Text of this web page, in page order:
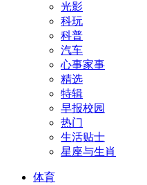
光影
科玩
科普
汽车
心事家事
精选
特辑
早报校园
热门
生活贴士
星座与生肖
体育